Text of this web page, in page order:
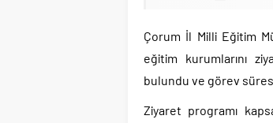
Çorum İl Milli Eğitim
eğitim kurumlarını
bulundu ve görev
Ziyaret programı